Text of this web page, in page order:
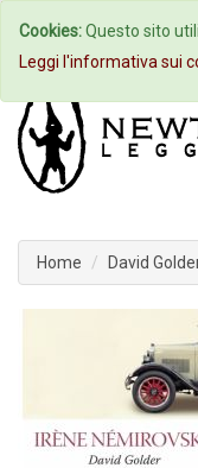
Home
Home David
Cookies:Questo sito
Leggi l'informativa sui